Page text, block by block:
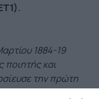
1884-19
ποιητής και
την πρώτη
η